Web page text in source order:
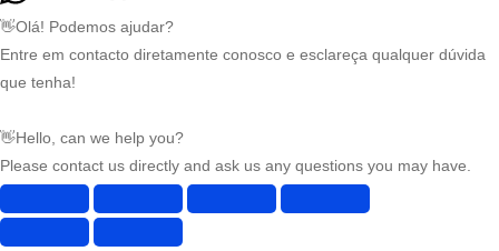
👋Olá! Podemos ajudar?
Entre em contacto diretamente conosco e esclareça qualquer dúvida
que tenha!
👋Hello, can we help you?
Please contact us directly and ask us any questions you may have.